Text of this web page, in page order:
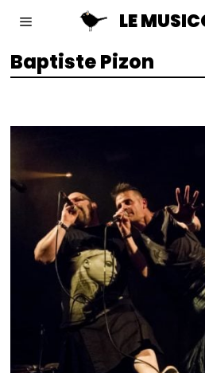
LE
Baptiste Pizon